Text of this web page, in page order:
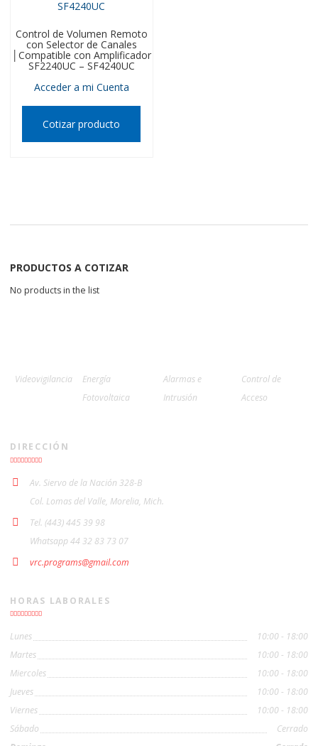
Control de Volumen Remoto
con Selector de Canales
│Compatible con Amplificador
SF2240UC – SF4240UC
Acceder a mi Cuenta
Cotizar producto
PRODUCTOS A COTIZAR
No products in the list
Videovigilancia
Energía
Fotovoltaica
Alarmas e
Intrusión
Control de
Acceso
DIRECCIÓN
Av. Siervo de la Nación 328-B
Col. Lomas del Valle, Morelia, Mich.
Tel. (443) 445 39 98
Whatsapp 44 32 83 73 07
vrc.programs@gmail.com
HORAS LABORALES
Lunes
10:00 - 18:00
Martes
10:00 - 18:00
Miercoles
10:00 - 18:00
Jueves
10:00 - 18:00
Viernes
10:00 - 18:00
Sábado
Cerrado